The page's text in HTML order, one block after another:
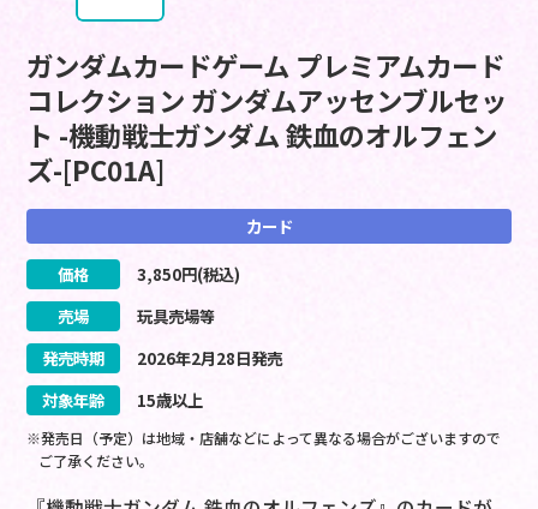
ガンダムカードゲーム プレミアムカード
コレクション ガンダムアッセンブルセッ
ト -機動戦士ガンダム 鉄血のオルフェン
ズ-[PC01A]
カード
価格 3,850円(税込)
売場
玩具売場等
発売時期
2026年2月28日発売
対象年齢
15歳以上
※発売日（予定）は地域・店舗などによって異なる場合がございますので
ご了承ください。